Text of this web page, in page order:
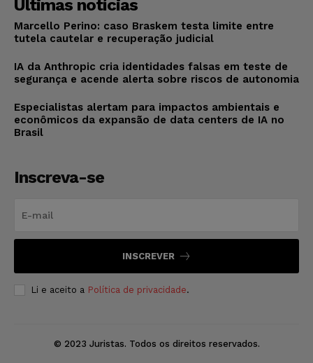
Últimas notícias
Marcello Perino: caso Braskem testa limite entre
tutela cautelar e recuperação judicial
IA da Anthropic cria identidades falsas em teste de
segurança e acende alerta sobre riscos de autonomia
Especialistas alertam para impactos ambientais e
econômicos da expansão de data centers de IA no
Brasil
Inscreva-se
INSCREVER
Li e aceito a Política de privacidade.
© 2023 Juristas. Todos os direitos reservados.